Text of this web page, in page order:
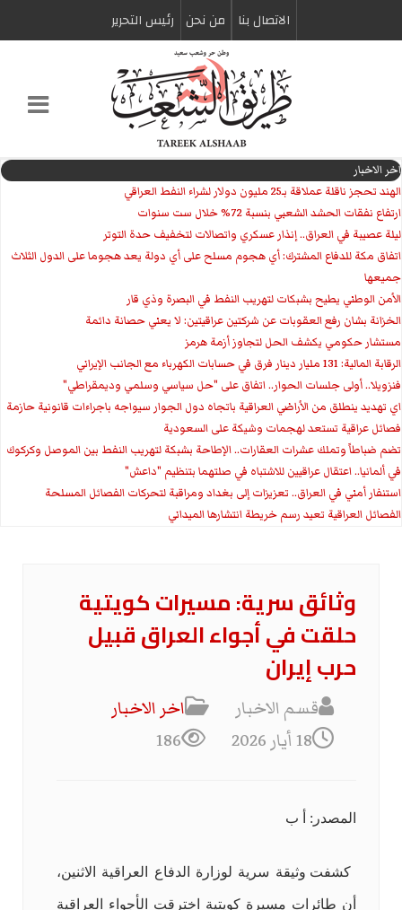
الاتصال بنا من نحن رئیس التحریر
اخر الاخبار
الهند تحجز ناقلة عملاقة بـ25 مليون دولار لشراء النفط العراقي
ارتفاع نفقات الحشد الشعبي بنسبة 72% خلال ست سنوات
ليلة عصيبة في العراق.. إنذار عسكري واتصالات لتخفيف حدة التوتر
‏اتفاق مكة للدفاع المشترك: أي هجوم مسلح على أي دولة يعد هجوما على الدول الثلاث
جميعها
الأمن الوطني يطيح بشبكات لتهريب النفط في البصرة وذي قار
الخزانة بشان رفع العقوبات عن شركتين عراقيتين: لا يعني حصانة دائمة
مستشار حكومي يكشف الحل لتجاوز أزمة هرمز
الرقابة المالية: 131 مليار دينار فرق في حسابات الكهرباء مع الجانب الإيراني
فنزويلا.. أولى جلسات الحوار.. اتفاق على "حل سياسي وسلمي وديمقراطي"
اي تهديد ينطلق من الأراضي العراقية باتجاه دول الجوار سيواجه باجراءات قانونية حازمة
فصائل عراقية تستعد لهجمات وشيكة على السعودية
تضم ضباطاً وتملك عشرات العقارات.. الإطاحة بشبكة لتهريب النفط بين الموصل وكركوك
في ألمانيا.. اعتقال عراقيين للاشتباه في صلتهما بتنظيم "داعش"
استنفار أمني في العراق.. تعزيزات إلى بغداد ومراقبة لتحركات الفصائل المسلحة
الفصائل العراقية تعيد رسم خريطة انتشارها الميداني
وثائق سرية: مسيرات كويتية
حلقت في أجواء العراق قبيل
حرب إيران
قسم الاخبار
اخر الاخبار
18 أيار 2026
186
المصدر: أ ب
كشفت وثيقة سرية لوزارة الدفاع العراقية الاثنين،
أن طائرات مسيرة كويتية اخترقت الأجواء العراقية